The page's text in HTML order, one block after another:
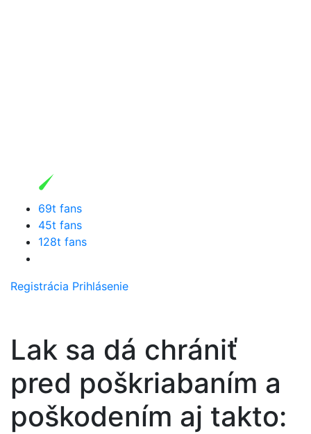
69t fans
45t fans
128t fans
Registrácia Prihlásenie
Lak sa dá chrániť
pred poškriabaním a
poškodením aj takto: